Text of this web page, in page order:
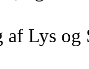
Lys og